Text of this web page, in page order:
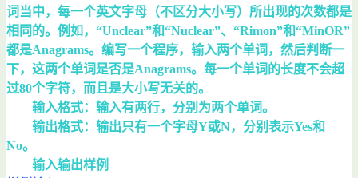
词当中，每一个英文字母（不区分大小写）所出现的次数都是
相同的。例如，“Unclear”和“Nuclear”、“Rimon”和“MinOR”
都是Anagrams。编写一个程序，输入两个单词，然后判断一
下，这两个单词是否是Anagrams。每一个单词的长度不会超
过80个字符，而且是大小写无关的。
输入格式：输入有两行，分别为两个单词。
输出格式：输出只有一个字母Y或N，分别表示Yes和
No。
输入输出样例